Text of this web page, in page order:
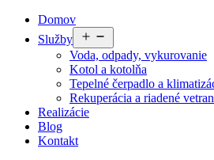
PreskočiťDomov
Služby
menu
Voda, odpady, vykurovanie
Kotol a kotolňa
Tepelné čerpadlo a
Rekuperácia a riadené
Realizácie
Blog
Kontakt